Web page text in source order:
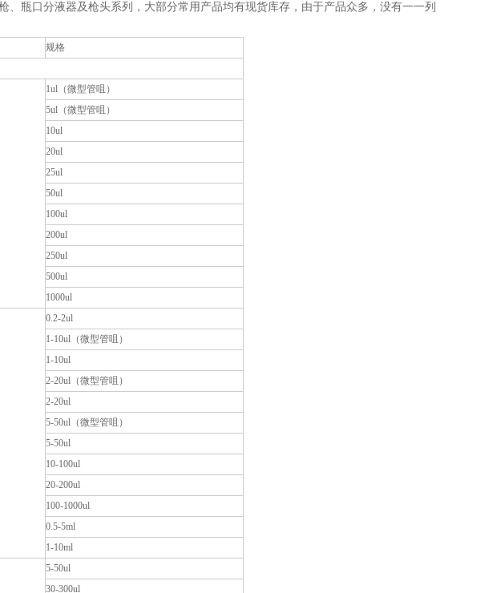
、瓶口分液器及枪头系列，大部分常用产品均有现货库存，由于产品众多，没有一一列
规格
1ul（微型管咀）
5ul（微型管咀）
10ul
20ul
25ul
50ul
100ul
200ul
250ul
500ul
1000ul
0.2-2ul
1-10ul（微型管咀）
1-10ul
2-20ul（微型管咀）
2-20ul
5-50ul（微型管咀）
5-50ul
10-100ul
20-200ul
100-1000ul
0.5-5ml
1-10ml
5-50ul
30-300ul